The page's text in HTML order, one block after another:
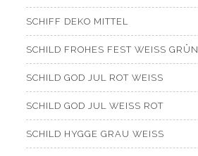
SCHIFF DEKO MITTEL
SCHILD FROHES FEST WEISS GRÜN
SCHILD GOD JUL ROT WEISS
SCHILD GOD JUL WEISS ROT
SCHILD HYGGE GRAU WEISS